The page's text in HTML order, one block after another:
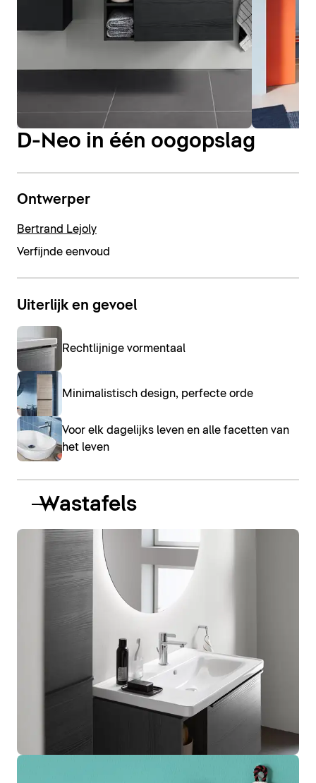
D-Neo in één oogopslag
Ontwerper
Bertrand Lejoly
Verfijnde eenvoud
Uiterlijk en gevoel
Rechtlijnige vormentaal
Minimalistisch design, perfecte orde
Voor elk dagelijks leven en alle facetten van
het leven
Wastafels